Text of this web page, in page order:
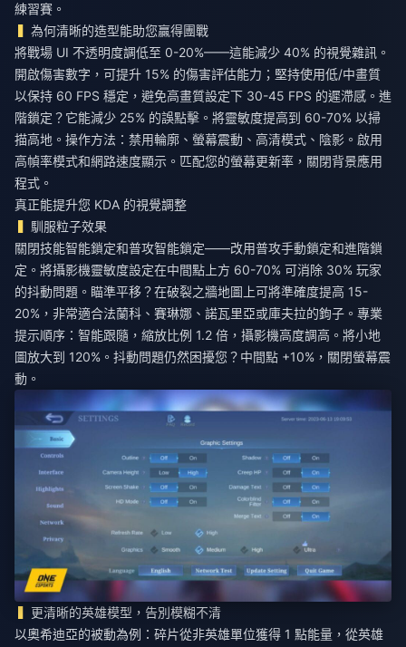
練習賽。
為何清晰的造型能助您贏得團戰
將戰場 UI 不透明度調低至 0-20%——這能減少 40% 的視覺雜訊。
開啟傷害數字，可提升 15% 的傷害評估能力；堅持使用低/中畫質
以保持 60 FPS 穩定，避免高畫質設定下 30-45 FPS 的遲滯感。進
階鎖定？它能減少 25% 的誤點擊。將靈敏度提高到 60-70% 以掃
描高地。操作方法：禁用輪廓、螢幕震動、高清模式、陰影。啟用
高幀率模式和網路速度顯示。匹配您的螢幕更新率，關閉背景應用
程式。
真正能提升您 KDA 的視覺調整
馴服粒子效果
關閉技能智能鎖定和普攻智能鎖定——改用普攻手動鎖定和進階鎖
定。將攝影機靈敏度設定在中間點上方 60-70% 可消除 30% 玩家
的抖動問題。瞄準平移？在破裂之牆地圖上可將準確度提高 15-
20%，非常適合法蘭科、賽琳娜、諾瓦里亞或庫夫拉的鉤子。專業
提示順序：智能跟隨，縮放比例 1.2 倍，攝影機高度調高。將小地
圖放大到 120%。抖動問題仍然困擾您？中間點 +10%，關閉螢幕震
動。
更清晰的英雄模型，告別模糊不清
以奧希迪亞的被動為例：碎片從非英雄單位獲得 1 點能量，從英雄